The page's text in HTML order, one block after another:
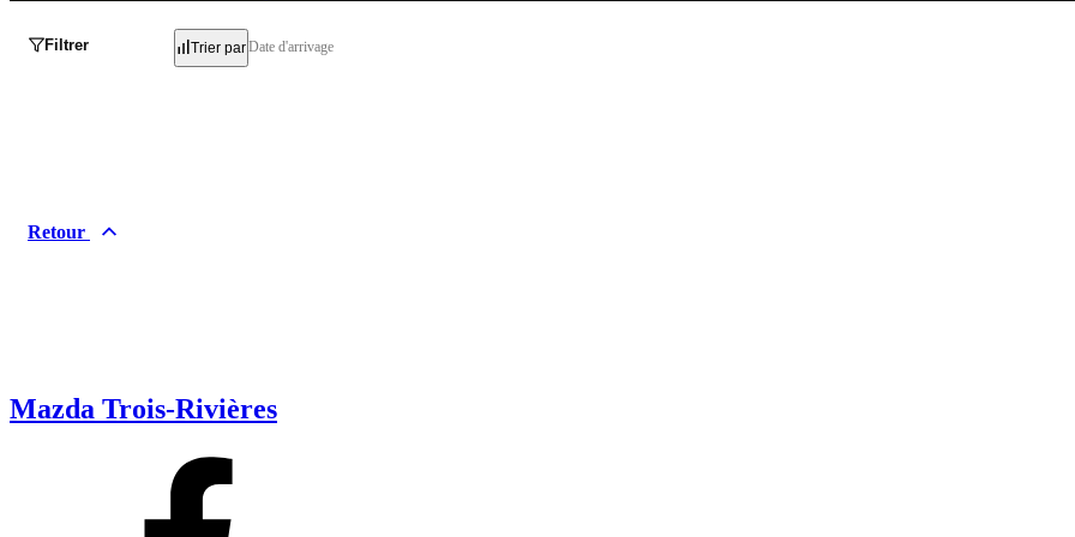
Filtrer Trier parDate d'arrivage
Retour
Mazda Trois-Rivières